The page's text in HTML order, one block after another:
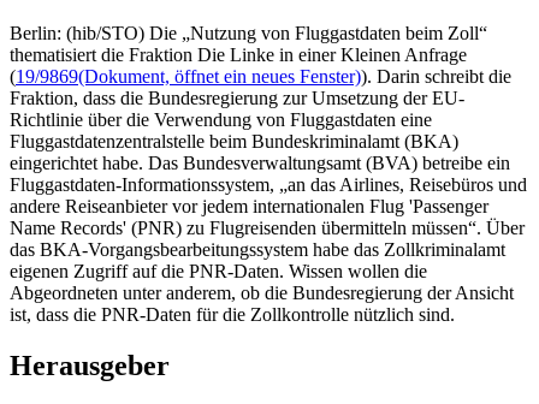
Berlin: (hib/STO) Die „Nutzung von Fluggastdaten beim Zoll“
thematisiert die Fraktion Die Linke in einer Kleinen Anfrage
(19/9869(Dokument, öffnet ein neues Fenster)). Darin schreibt die
Fraktion, dass die Bundesregierung zur Umsetzung der EU-
Richtlinie über die Verwendung von Fluggastdaten eine
Fluggastdatenzentralstelle beim Bundeskriminalamt (BKA)
eingerichtet habe. Das Bundesverwaltungsamt (BVA) betreibe ein
Fluggastdaten-Informationssystem, „an das Airlines, Reisebüros und
andere Reiseanbieter vor jedem internationalen Flug 'Passenger
Name Records' (PNR) zu Flugreisenden übermitteln müssen“. Über
das BKA-Vorgangsbearbeitungssystem habe das Zollkriminalamt
eigenen Zugriff auf die PNR-Daten. Wissen wollen die
Abgeordneten unter anderem, ob die Bundesregierung der Ansicht
ist, dass die PNR-Daten für die Zollkontrolle nützlich sind.
Herausgeber